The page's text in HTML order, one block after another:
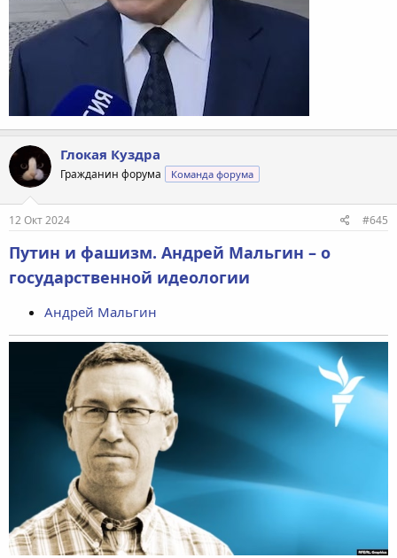
Глокая Куздра
Гражданин форума Команда форума
12 Окт 2024 #645
Путин и фашизм. Андрей Мальгин – о
государственной идеологии
Андрей Мальгин